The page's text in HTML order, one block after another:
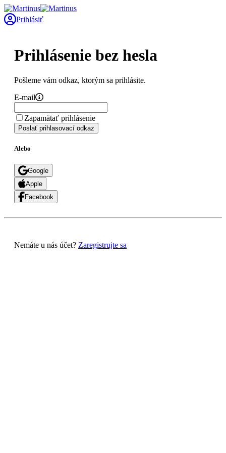
Prihlásiť
Prihlásenie bez hesla
Pošleme vám odkaz, ktorým sa prihlásite.
E-mail
Zapamätať prihlásenie
Poslať prihlasovací odkaz
Alebo
Google
Apple
Facebook
Nemáte u nás účet? Zaregistrujte sa